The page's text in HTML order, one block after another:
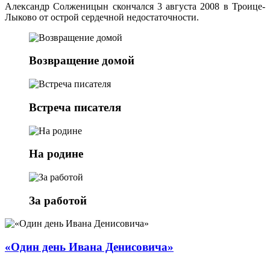
Александр Солженицын скончался 3 августа 2008 в Троице-
Лыково от острой сердечной недостаточности.
Возвращение домой
Встреча писателя
На родине
За работой
«Один день Ивана Денисовича»